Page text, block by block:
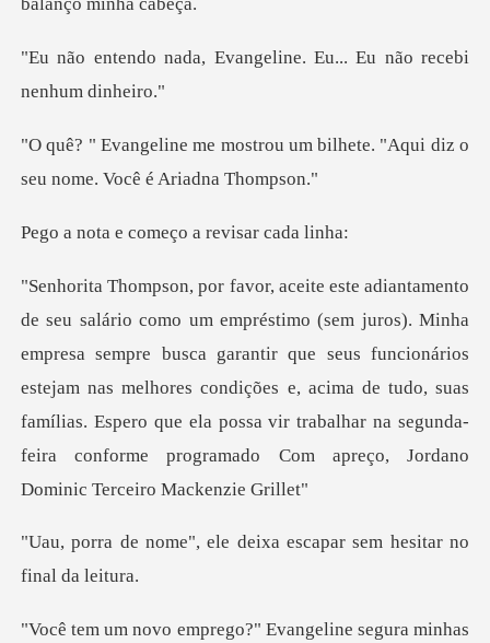
vangeline. Eu... Eu não
u um bilhete. "Aqui diz o
seu
começo a revis
sempre busca garantir que seus funcionários
estejam nas melhores condições e, acima de tudo, suas
famílias. Espero q
e deixa escapar sem hesi
" Evangeline segura minhas